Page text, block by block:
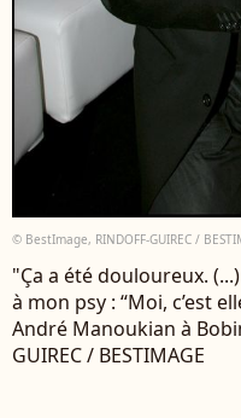
© BestImage, RINDOFF-GUIREC /
"Ça a été douloureux.
à mon psy : “Moi, c’est
André Manoukian à
GUIREC / BESTIMAGE